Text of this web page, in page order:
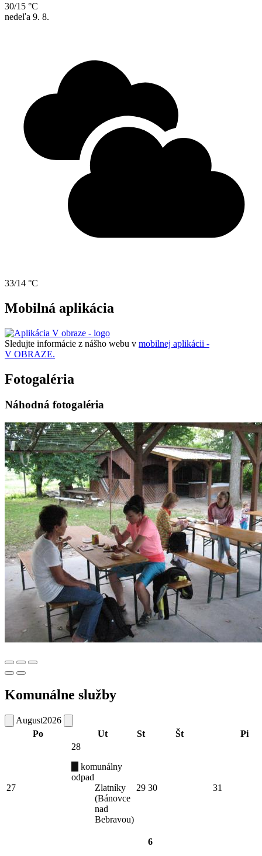
30/15 °C
nedeľa 9. 8.
33/14 °C
Mobilná aplikácia
Sledujte informácie z nášho webu v mobilnej aplikácii -
V OBRAZE.
Fotogaléria
Náhodná fotogaléria
Komunálne služby
August2026
Po
Ut St Št Pi
27
28
komunálny
odpad
Zlatníky
(Bánovce
nad
Bebravou)
29 30 31
6